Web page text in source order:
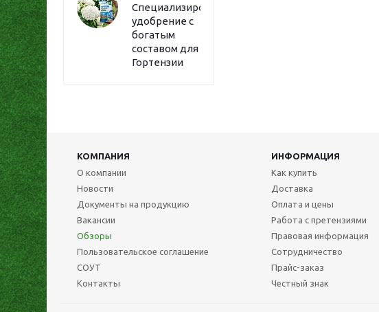
Специализированное
удобрение с
богатым
составом для
Гортензии
КОМПАНИЯ
ИНФОРМАЦИЯ
О компании
Новости
Документы на продукцию
Вакансии
Обзоры
Пользовательское соглашение
СОУТ
Контакты
Как купить
Доставка
Оплата и цены
Работа с претензиями
Правовая информация
Сотрудничество
Прайс-заказ
Честный знак